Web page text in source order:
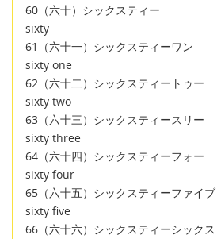
60（六十）シックスティー
sixty
61（六十一）シックスティーワン
sixty one
62（六十二）シックスティートゥー
sixty two
63（六十三）シックスティースリー
sixty three
64（六十四）シックスティーフォー
sixty four
65（六十五）シックスティーファイブ
sixty five
66（六十六）シックスティーシックス